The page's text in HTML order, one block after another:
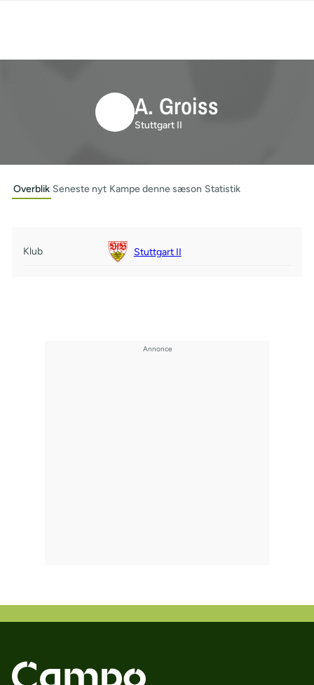
A. Groiss
Stuttgart II
Overblik Seneste nyt Kampe denne sæson Statistik
Klub Stuttgart II